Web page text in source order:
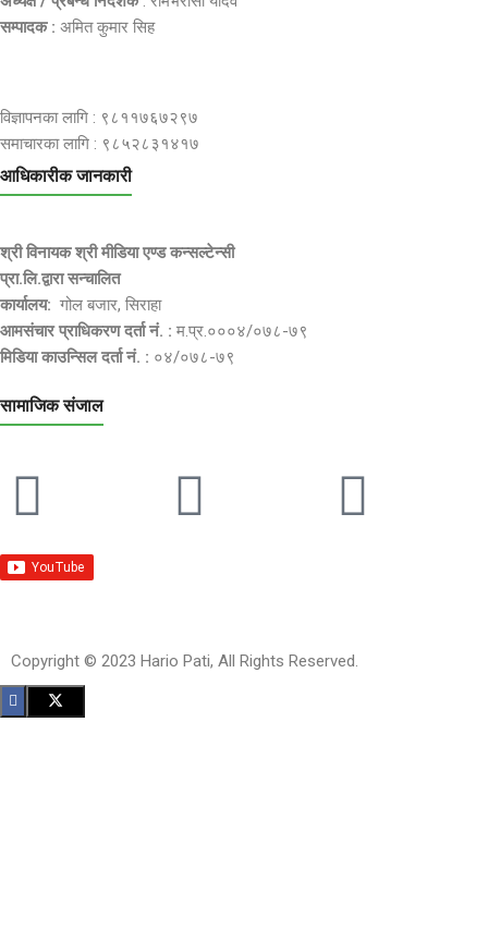
सम्पादक : अमित कुमार सिह
विज्ञापनका लागि : ९८११७६७२९७
समाचारका लागि : ९८५२८३१४१७
आधिकारीक जानकारी
श्री विनायक श्री मीडिया एण्ड कन्सल्टेन्सी
प्रा.लि.द्वारा सन्चालित
कार्यालय: गोल बजार, सिराहा
आमसंचार प्राधिकरण दर्ता नं. : म.प्र.०००४/०७८-७९
मिडिया काउन्सिल दर्ता नं. : ०४/०७८-७९
सामाजिक संजाल
Copyright © 2023 Hario Pati, All Rights Reserved.